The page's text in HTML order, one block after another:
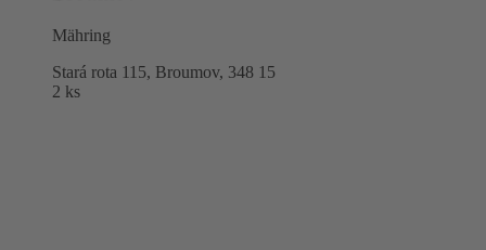
Mähring
Stará rota 115, Broumov, 348 15
2 ks